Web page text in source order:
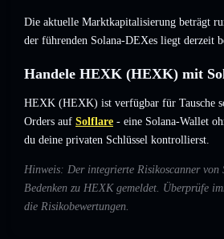
Die aktuelle Marktkapitalisierung beträgt
der führenden Solana-DEXes liegt derzeit
Handele HEXK (HEXK) mit
HEXK (HEXK) ist verfügbar für Tausche
Orders auf Solflare - eine Solana-Wallet
du deine privaten Schlüssel kontrollierst.
Hinweis: Der integrierte Risikoscanner von
Bedenken zu HEXK gemeldet. Überprüfe
die Risikobewertungen.